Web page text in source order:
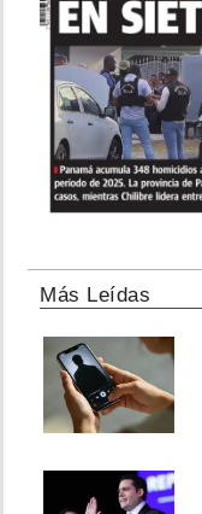
Más Leídas